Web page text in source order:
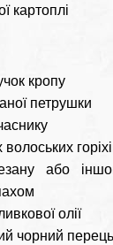
картоплі
кропу
петрушки
або
олії
чорний перець